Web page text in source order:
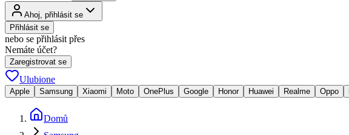
Ahoj, přihlásit se
Přihlásit se
nebo se přihlásit přes
Nemáte účet?
Zaregistrovat se
Ulubione
Apple Samsung Xiaomi Moto OnePlus Google Honor Huawei Realme Oppo
Domů